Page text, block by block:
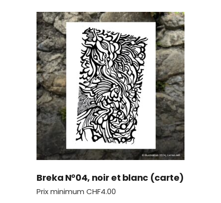
Breka N°04, noir et blanc (carte)
Prix minimum CHF4.00